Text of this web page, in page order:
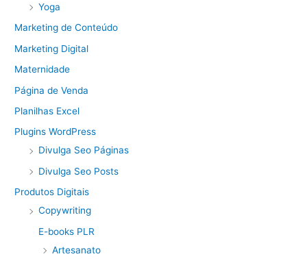
Yoga
Marketing de Conteúdo
Marketing Digital
Maternidade
Página de Venda
Planilhas Excel
Plugins WordPress
Divulga Seo Páginas
Divulga Seo Posts
Produtos Digitais
Copywriting
E-books PLR
Artesanato